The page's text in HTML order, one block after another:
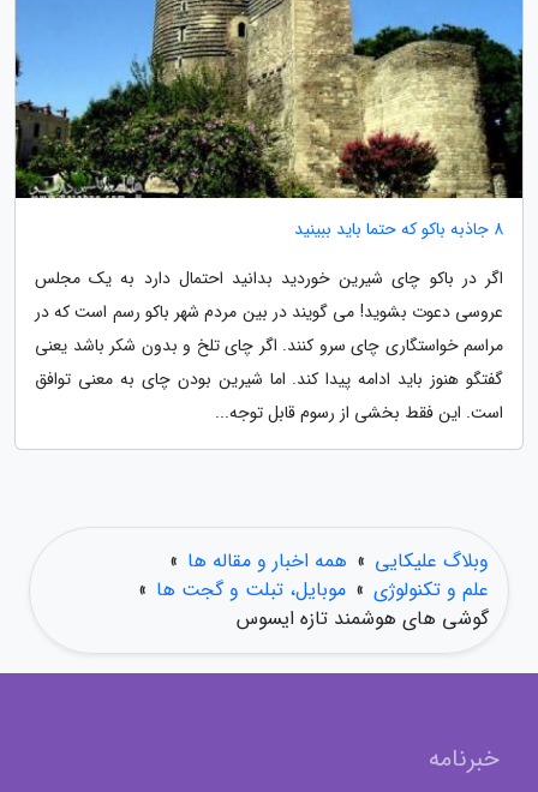
8 جاذبه باکو که حتما باید ببینید
اگر در باکو چای شیرین خوردید بدانید احتمال دارد به یک مجلس
عروسی دعوت بشوید! می گویند در بین مردم شهر باکو رسم است که در
مراسم خواستگاری چای سرو کنند. اگر چای تلخ و بدون شکر باشد یعنی
گفتگو هنوز باید ادامه پیدا کند. اما شیرین بودن چای به معنی توافق
است. این فقط بخشی از رسوم قابل توجه...
وبلاگ علیکایی » همه اخبار و مقاله ها »
علم و تکنولوژی » موبایل، تبلت و گجت ها »
گوشی های هوشمند تازه ایسوس
خبرنامه